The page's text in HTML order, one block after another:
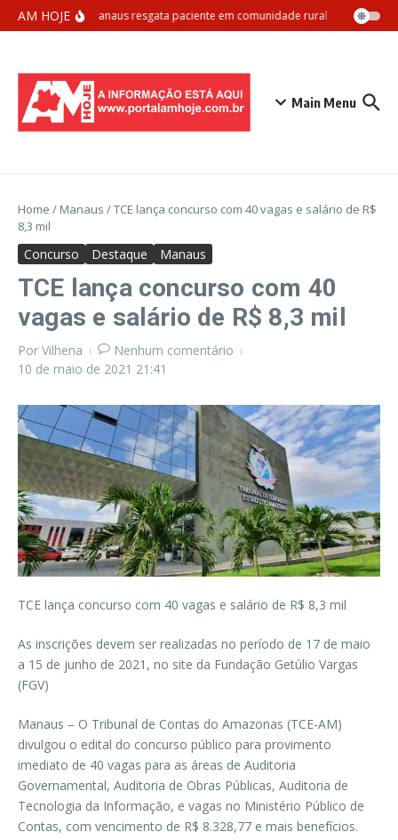
Ir para o conteúdo
AM HOJESamu Manaus resgata paciente em comunidade rural com apoio
Main Menu
Home / Manaus /TCE lança concurso com 40 vagas e salário de R$
8,3 mil
Concurso Destaque Manaus
TCE lança concurso com 40
vagas e salário de R$ 8,3 mil
Por Vilhena
Nenhum comentário
10 de maio de 2021 21:41
TCE lança concurso com 40 vagas e salário de R$ 8,3 mil
As inscrições devem ser realizadas no período de 17 de maio
a 15 de junho de 2021, no site da Fundação Getúlio Vargas
(FGV)
Manaus – O Tribunal de Contas do Amazonas (TCE-AM)
divulgou o edital do concurso público para provimento
imediato de 40 vagas para as áreas de Auditoria
Governamental, Auditoria de Obras Públicas, Auditoria de
Tecnologia da Informação, e vagas no Ministério Público de
Contas, com vencimento de R$ 8.328,77 e mais benefícios.